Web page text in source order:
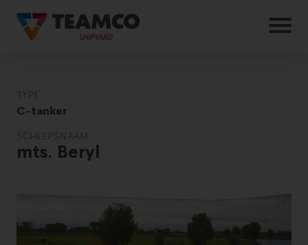
TYPE
C-tanker
SCHEEPSNAAM
mts. Beryl